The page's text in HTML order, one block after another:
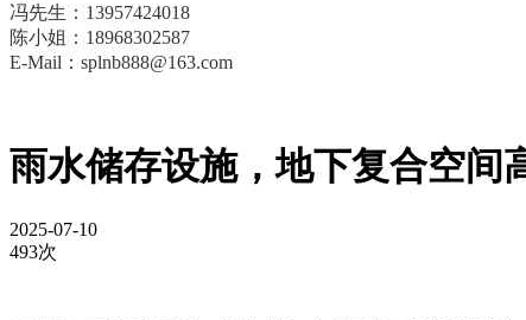
冯先生 ： 13957424018
陈小姐：18968302587
E-Mail：splnb888@163.com
雨水储存设施，地下复合空间
2025-07-10
493次